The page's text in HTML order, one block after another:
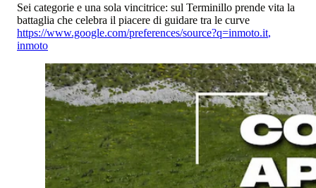
Sei categorie e una sola vincitrice: sul Terminillo prende vita la
battaglia che celebra il piacere di guidare tra le curve
https://www.google.com/preferences/source?q=inmoto.it,
inmoto